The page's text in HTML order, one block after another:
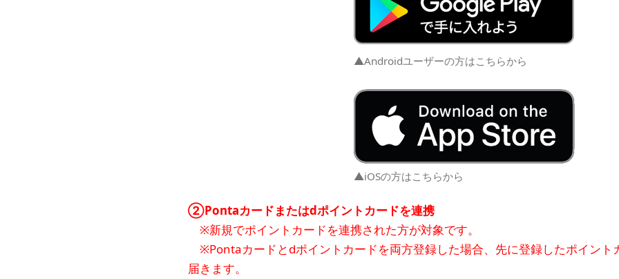
▲Androidユーザーの方はこちらから
▲iOSの方はこちらから
②Pontaカードまたはdポイントカードを連携
※新規でポイントカードを連携された方が対象です。
※Pontaカードとdポイントカードを両方登録した場合、先に登録したポイント
届きます。